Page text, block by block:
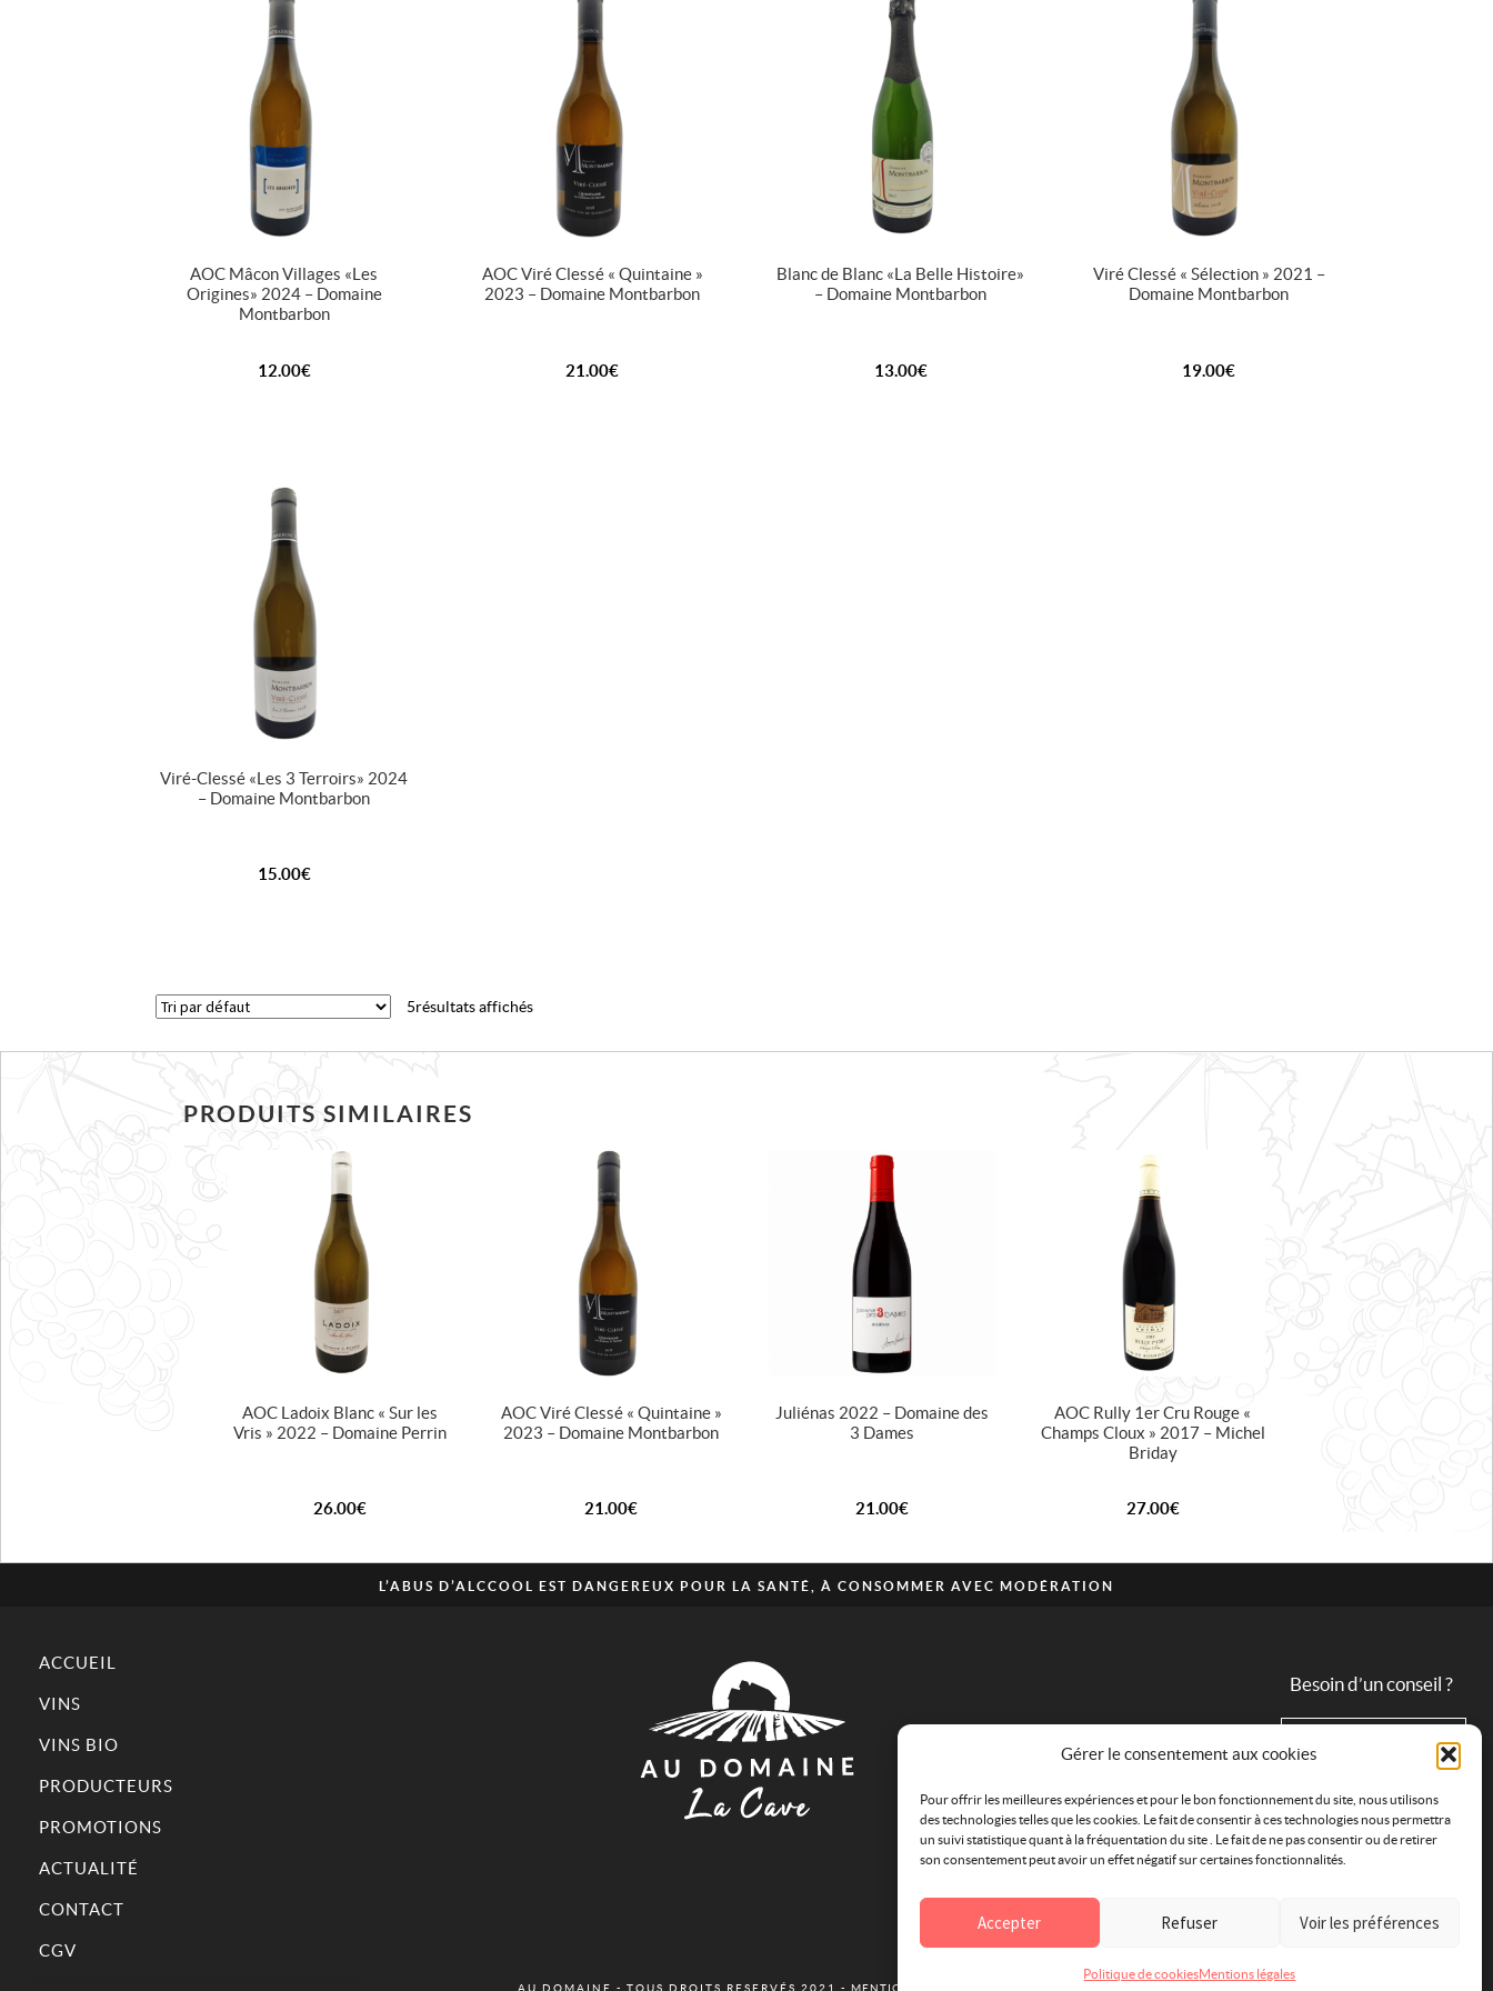
Gérer le consentement aux cookies
Pour offrir les meilleures expériences et pour le bon fonctionnement du site, nous utilisons
des technologies telles que les cookies. Le fait de consentir à ces technologies nous permettra
un suivi statistique quant à la fréquentation du site . Le fait de ne pas consentir ou de retirer
son consentement peut avoir un effet négatif sur certaines fonctionnalités.
Accepter Refuser Voir les préférences
Politique de cookiesMentions légales
AOC Mâcon Villages « Les
Origines » 2024 – Domaine
Montbarbon
12.00€
AOC Viré Clessé « Quintaine »
2023 – Domaine Montbarbon
21.00€
Blanc de Blanc « La Belle Histoire »
– Domaine Montbarbon
13.00€
Viré Clessé « Sélection » 2021 –
Domaine Montbarbon
19.00€
Viré-Clessé « Les 3 Terroirs » 2024
– Domaine Montbarbon
15.00€
5 résultats affichés
PRODUITS SIMILAIRES
AOC Ladoix Blanc « Sur les
Vris » 2022 – Domaine Perrin
26.00€
AOC Viré Clessé « Quintaine »
2023 – Domaine Montbarbon
21.00€
Juliénas 2022 – Domaine des
3 Dames
21.00€
AOC Rully 1er Cru Rouge «
Champs Cloux » 2017 – Michel
Briday
27.00€
L’ABUS D’ALCCOOL EST DANGEREUX POUR LA SANTÉ, À CONSOMMER AVEC MODÉRATION
ACCUEIL
VINS
VINS BIO
PRODUCTEURS
PROMOTIONS
ACTUALITÉ
CONTACT
CGV
Besoin d’un conseil ?
09 82 31 68 83
AU DOMAINE - TOUS DROITS RESERVÉS 2021 - MENTIONS LÉGALES